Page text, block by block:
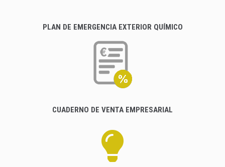
PLAN DE EMERGENCIA EXTERIOR QUÍMICO
CUADERNO DE VENTA EMPRESARIAL